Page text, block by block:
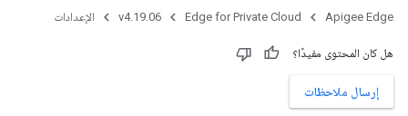
Apigee Edge
Edge for Private Cloud
v4.19.06 الإعدادات
هل كان المحتوى مفيدًا؟
إرسال ملاحظات